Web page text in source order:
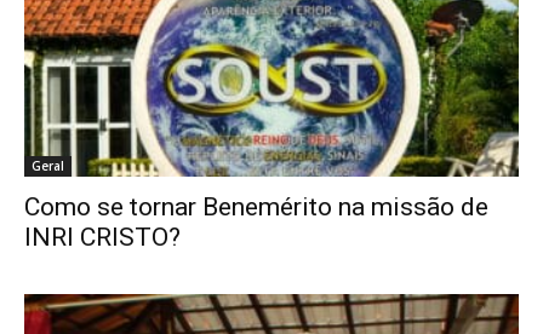
Geral
Como se tornar Benemérito na missão de
INRI CRISTO?